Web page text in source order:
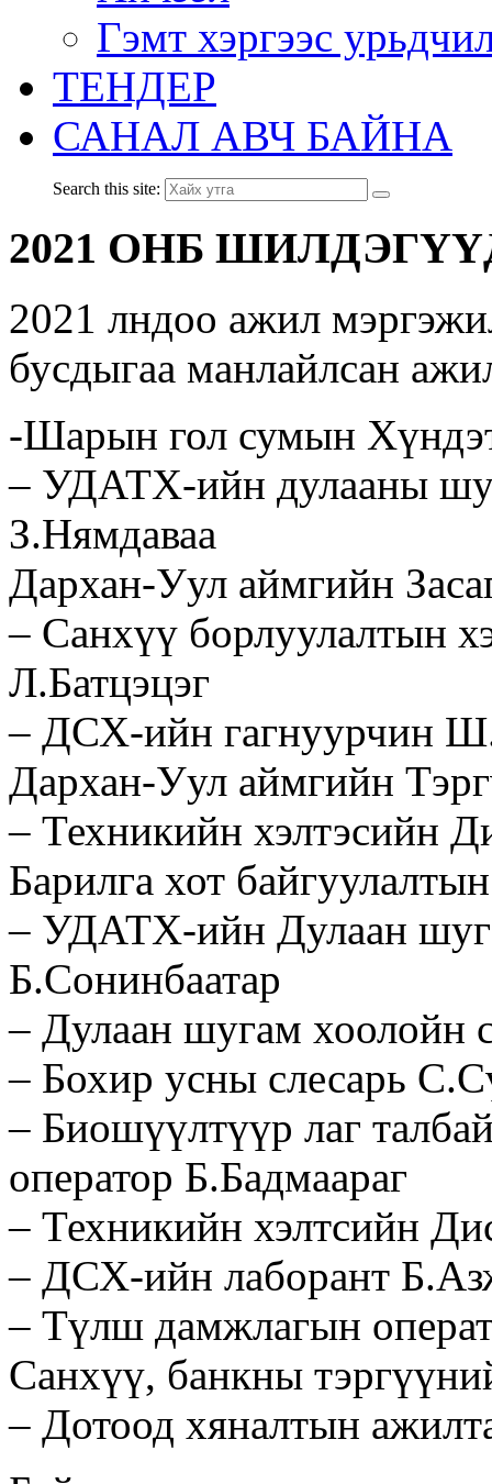
Гэмт хэргээс
ТЕНДЕР
САНАЛ АВЧ БАЙНА
Search this site:
2021 ОНБ
2021 лндоо ажил
бусдыгаа манлайлсан
-Шарын гол сумын
– УДАТХ-ийн дулааны
З.Нямдаваа
Дархан-Уул аймгийн
– Санхүү борлуулалтын
Л.Батцэцэг
– ДСХ-ийн гагнуурчин
Дархан-Уул аймгийн
– Техникийн хэлтэсийн
Барилга хот
– УДАТХ-ийн Дулаан
Б.Сонинбаатар
– Дулаан шугам хоолойн
– Бохир усны слесарь
– Биошүүлтүүр лаг
оператор Б.Бадмаараг
– Техникийн хэлтсийн
– ДСХ-ийн лаборант
– Түлш дамжлагын
Санхүү, банкны
– Дотоод хяналтын